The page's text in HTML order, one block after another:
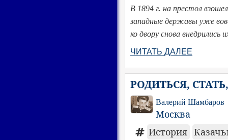
В 1894 г. на престол
западные державы уже
ко двору снова внедрились
ЧИТАТЬ ДАЛЕЕ
РОДИТЬСЯ,
Валерий Шамбаров
Москва
История